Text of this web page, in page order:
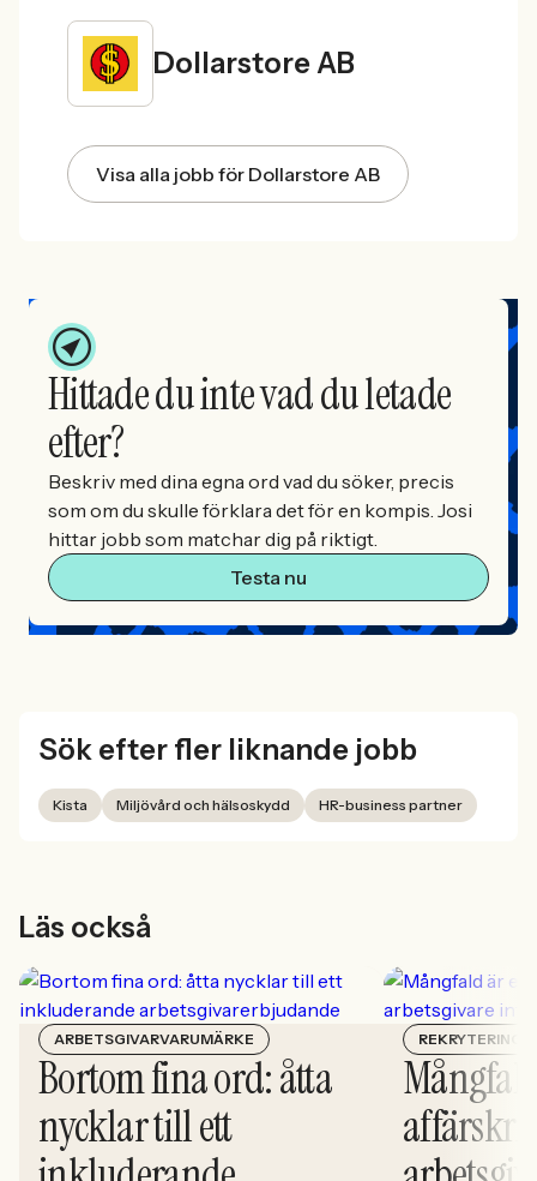
Dollarstore AB
Visa alla jobb för Dollarstore AB
Hittade du inte vad du letade
efter?
Beskriv med dina egna ord vad du söker, precis
som om du skulle förklara det för en kompis. Josi
hittar jobb som matchar dig på riktigt.
Testa nu
Sök efter fler liknande jobb
Kista Miljövård och hälsoskydd HR-business partner
Läs också
ARBETSGIVARVARUMÄRKE
Bortom fina ord: åtta
nycklar till ett
REKRYTERING